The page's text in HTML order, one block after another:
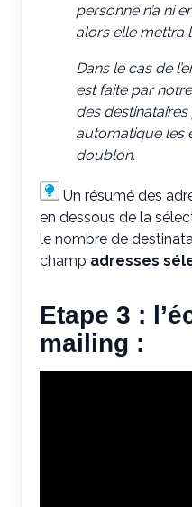
personne n’a ni
alors elle mettra
Dans le cas de
est faite par
des
automatique les
doublon.
Un résumé des
en dessous de la
le nombre de
champ adresses
Etape 3 :
mailing :